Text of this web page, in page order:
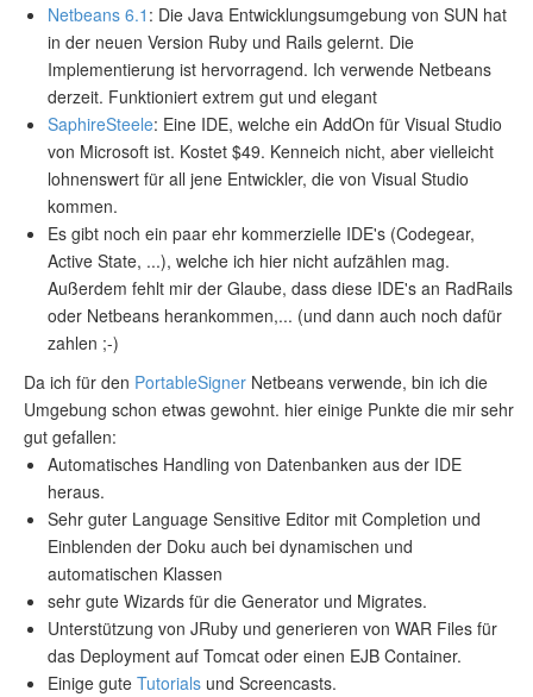
Netbeans 6.1 : Die Java Entwicklungsumgebung von SUN hat
in der neuen Version Ruby und Rails gelernt. Die
Implementierung ist hervorragend. Ich verwende Netbeans
derzeit. Funktioniert extrem gut und elegant
SaphireSteele: Eine IDE, welche ein AddOn für Visual Studio
von Microsoft ist. Kostet $49. Kenneich nicht, aber vielleicht
lohnenswert für all jene Entwickler, die von Visual Studio
kommen.
Es gibt noch ein paar ehr kommerzielle IDE's (Codegear,
Active State, ...), welche ich hier nicht aufzählen mag.
Außerdem fehlt mir der Glaube, dass diese IDE's an RadRails
oder Netbeans herankommen,... (und dann auch noch dafür
zahlen ;-)
Da ich für den PortableSigner Netbeans verwende, bin ich die
Umgebung schon etwas gewohnt. hier einige Punkte die mir sehr
gut gefallen:
Automatisches Handling von Datenbanken aus der IDE
heraus.
Sehr guter Language Sensitive Editor mit Completion und
Einblenden der Doku auch bei dynamischen und
automatischen Klassen
sehr gute Wizards für die Generator und Migrates.
Unterstützung von JRuby und generieren von WAR Files für
das Deployment auf Tomcat oder einen EJB Container.
Einige gute Tutorials und Screencasts.